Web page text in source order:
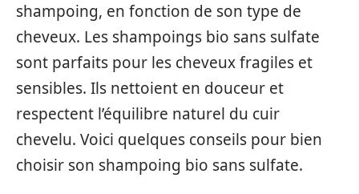
shampoing, en fonction de son type de
cheveux. Les shampoings bio sans sulfate
sont parfaits pour les cheveux fragiles et
sensibles. Ils nettoient en douceur et
respectent l’équilibre naturel du cuir
chevelu. Voici quelques conseils pour bien
choisir son shampoing bio sans sulfate.